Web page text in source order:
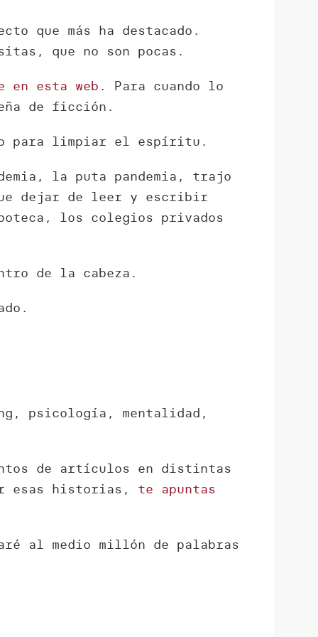
que más ha destacado.
que no son pocas.
esta web . Para cuando lo
de ficción.
para limpiar el espíritu.
la puta pandemia, trajo
fue dejar de leer y escribir
los colegios privados
de la cabeza.
psicología, mentalidad,
de artículos en distintas
esas historias, te apuntas
al medio millón de palabras